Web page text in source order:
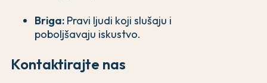
Briga: Pravi ljudi koji slušaju i
poboljšavaju iskustvo.
Kontaktirajte nas